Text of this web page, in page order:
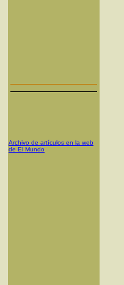
Archivo de artículos en la web
de El Mundo